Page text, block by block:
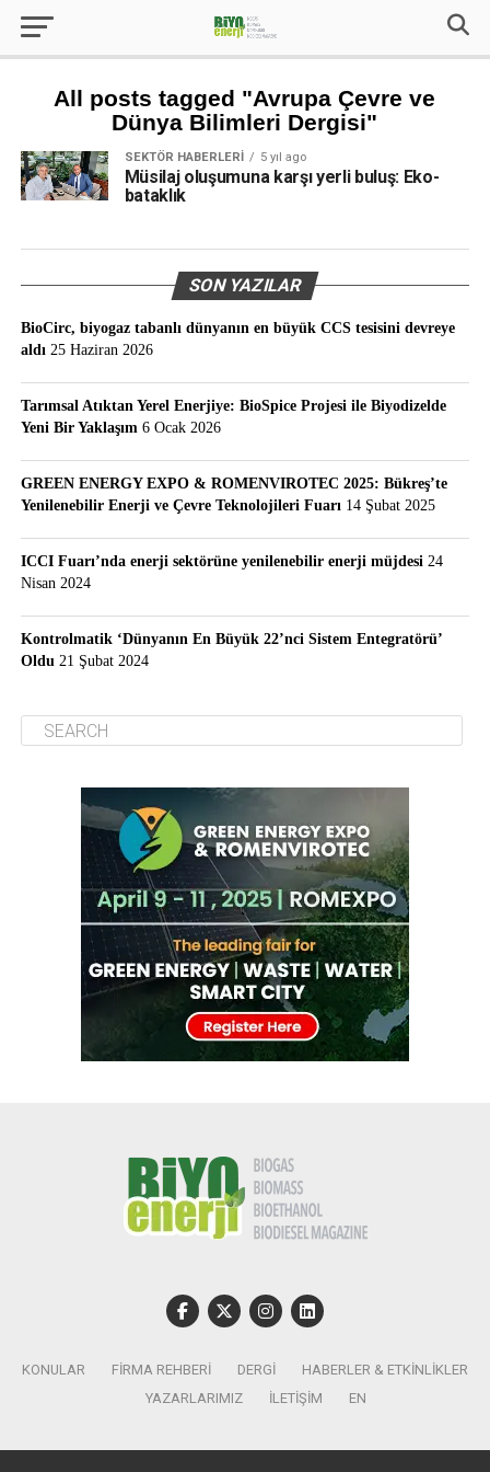
All posts tagged "Avrupa Çevre ve
Dünya Bilimleri Dergisi"
SEKTÖR HABERLERI 5 yıl ago
Müsilaj oluşumuna karşı yerli buluş: Eko-
bataklık
SON YAZILAR
BioCirc, biyogaz tabanlı dünyanın en büyük CCS tesisini devreye
aldı 25 Haziran 2026
Tarımsal Atıktan Yerel Enerjiye: BioSpice Projesi ile Biyodizelde
Yeni Bir Yaklaşım 6 Ocak 2026
GREEN ENERGY EXPO & ROMENVIROTEC 2025: Bükreş’te
Yenilenebilir Enerji ve Çevre Teknolojileri Fuarı 14 Şubat 2025
ICCI Fuarı’nda enerji sektörüne yenilenebilir enerji müjdesi 24
Nisan 2024
Kontrolmatik ‘Dünyanın En Büyük 22’nci Sistem Entegratörü’
Oldu 21 Şubat 2024
KONULAR FIRMA REHBERI DERGI
HABERLER & ETKINLIKLER
YAZARLARIMIZ
İLETIŞIM EN